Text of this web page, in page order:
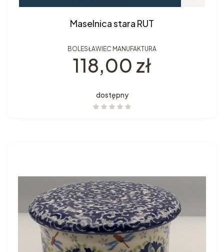
Maselnica stara RUT
BOLESŁAWIEC MANUFAKTURA
Cena
118,00 zł
dostępny